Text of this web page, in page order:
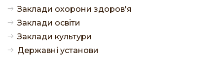
Заклади охорони здоров'я
Заклади освіти
Заклади культури
Державні установи